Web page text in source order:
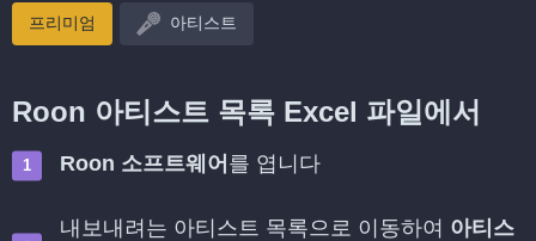
프리미엄 아티스트
Roon 아티스트 목록 Excel 파일에서
Roon 소프트웨어 를 엽니다
내보내려는 아티스트 목록으로 이동하여 아티스